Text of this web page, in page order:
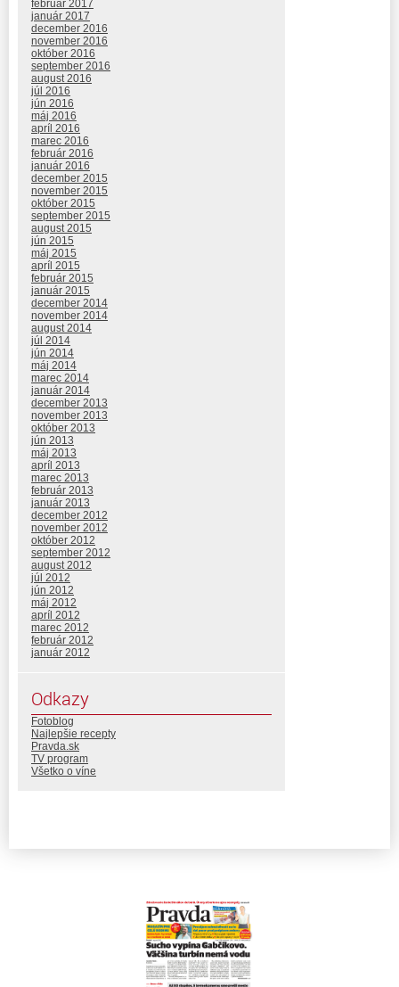
február 2017
január 2017
december 2016
november 2016
október 2016
september 2016
august 2016
júl 2016
jún 2016
máj 2016
apríl 2016
marec 2016
február 2016
január 2016
december 2015
november 2015
október 2015
september 2015
august 2015
jún 2015
máj 2015
apríl 2015
február 2015
január 2015
december 2014
november 2014
august 2014
júl 2014
jún 2014
máj 2014
marec 2014
január 2014
december 2013
november 2013
október 2013
jún 2013
máj 2013
apríl 2013
marec 2013
február 2013
január 2013
december 2012
november 2012
október 2012
september 2012
august 2012
júl 2012
jún 2012
máj 2012
apríl 2012
marec 2012
február 2012
január 2012
Odkazy
Fotoblog
Najlepšie recepty
Pravda.sk
TV program
Všetko o víne